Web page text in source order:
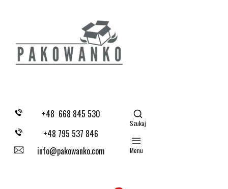
+48 668 845 530
+48 795 537 846
info@pakowanko.com
Otwórz wyszukiwarkę
Szukaj
Menu